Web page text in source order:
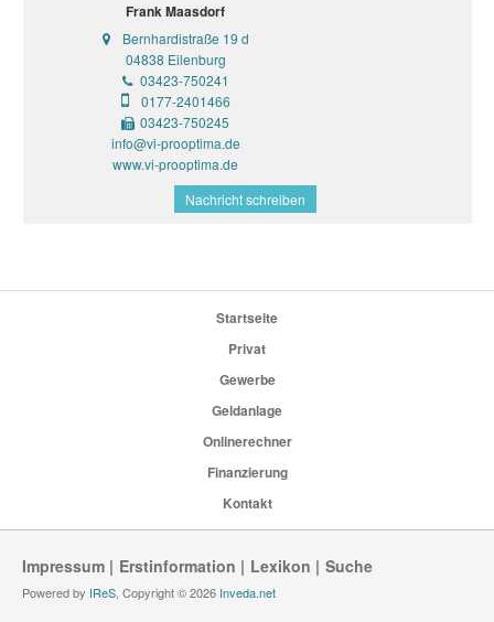
Frank Maasdorf
Bernhardistraße 19 d
04838 Eilenburg
03423-750241
0177-2401466
03423-750245
info@vi-prooptima.de
www.vi-prooptima.de
Nachricht schreiben
Startseite
Privat
Gewerbe
Geldanlage
Onlinerechner
Finanzierung
Kontakt
Impressum Erstinformation Lexikon Suche
Powered by IReS, Copyright © 2026 Inveda.net